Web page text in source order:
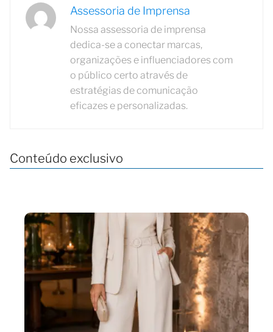
Assessoria de Imprensa
Nossa assessoria de imprensa
dedica-se a conectar marcas,
organizações e influenciadores com
o público certo através de
estratégias de comunicação
eficazes e personalizadas.
Conteúdo exclusivo